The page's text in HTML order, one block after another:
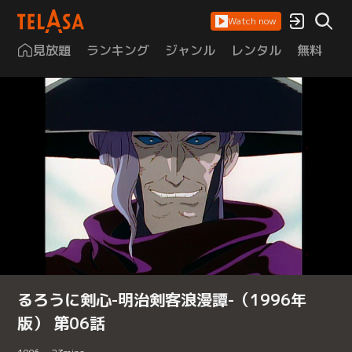
Watch now
見放題 ランキング ジャンル レンタル 無料
るろうに剣心-明治剣客浪漫譚-（1996年
版） 第06話